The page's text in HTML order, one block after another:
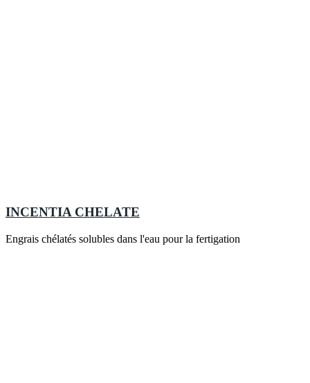
INCENTIA CHELATE
Engrais chélatés solubles dans l'eau pour la fertigation